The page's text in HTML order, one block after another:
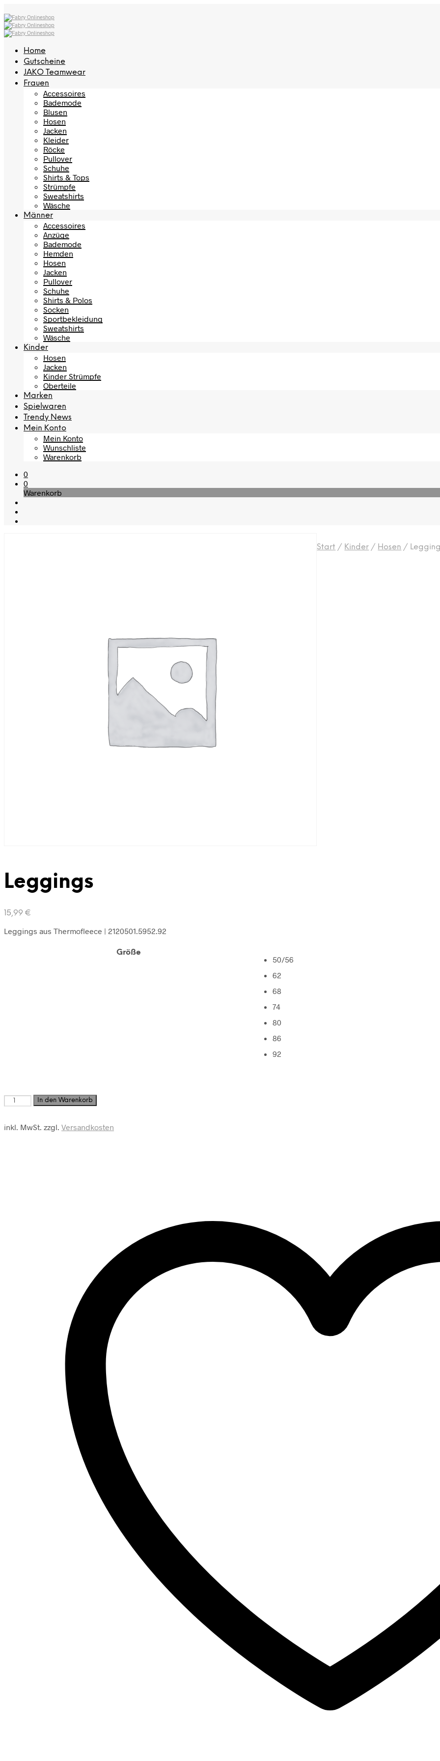
Home
Gutscheine
JAKO Teamwear
Frauen
Accessoires
Bademode
Blusen
Hosen
Jacken
Kleider
Röcke
Pullover
Schuhe
Shirts & Tops
Strümpfe
Sweatshirts
Wäsche
Männer
Accessoires
Anzüge
Bademode
Hemden
Hosen
Jacken
Pullover
Schuhe
Shirts & Polos
Socken
Sportbekleidung
Sweatshirts
Wäsche
Kinder
Hosen
Jacken
Kinder Strümpfe
Oberteile
Marken
Spielwaren
Trendy News
Mein Konto
Mein Konto
Wunschliste
Warenkorb
0
0
Warenkorb
Start / Kinder / Hosen /
Leggings
15,99 €
Leggings aus Thermofleece | 2120501.5952.92
Größe
50/56
62
68
74
80
86
92
Leggings
Menge
In den Warenkorb
inkl. MwSt. zzgl. Versandkosten